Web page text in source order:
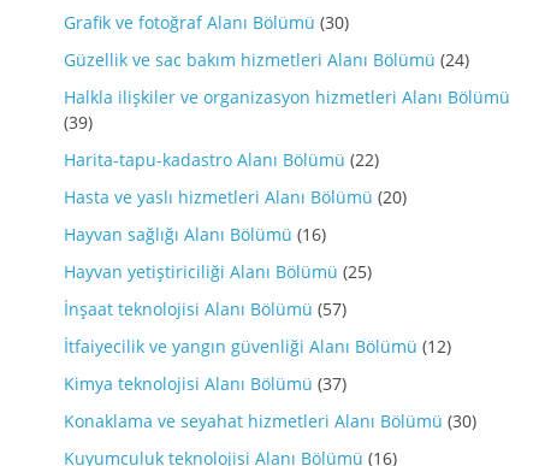
Grafik ve fotoğraf Alanı Bölümü (30)
Güzellik ve sac bakım hizmetleri Alanı Bölümü (24)
Halkla ilişkiler ve organizasyon hizmetleri Alanı Bölümü
(39)
Harita-tapu-kadastro Alanı Bölümü (22)
Hasta ve yaslı hizmetleri Alanı Bölümü (20)
Hayvan sağlığı Alanı Bölümü (16)
Hayvan yetiştiriciliği Alanı Bölümü (25)
İnşaat teknolojisi Alanı Bölümü (57)
İtfaiyecilik ve yangın güvenliği Alanı Bölümü (12)
Kimya teknolojisi Alanı Bölümü (37)
Konaklama ve seyahat hizmetleri Alanı Bölümü (30)
Kuyumculuk teknolojisi Alanı Bölümü (16)